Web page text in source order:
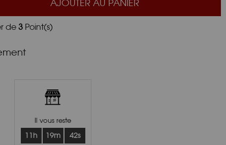
AJOUTER AU PANIER
de 3 Point(s)
Il vous reste
11h 19m 41s